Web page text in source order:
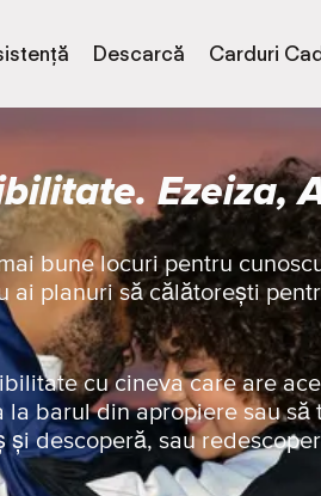
Descarcă Carduri
Ezeiza,
bune locuri pentru
ai planuri să călătorești
cu cineva care are
barul din apropiere sau să
și descoperă, sau